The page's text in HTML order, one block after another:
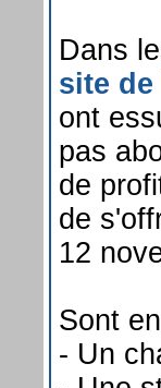
Dans
site
ont
pas
de
de
12
Sont
- Un